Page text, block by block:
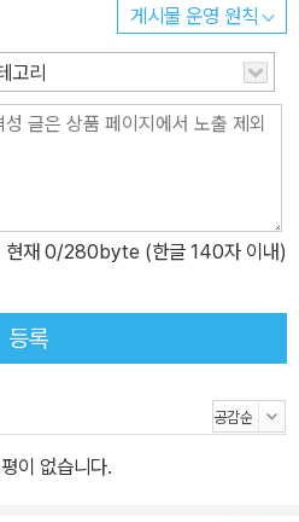
게시물 운영 원칙
고리
현재 0/280byte (한글 140자 이내)
등록
이 없습니다.